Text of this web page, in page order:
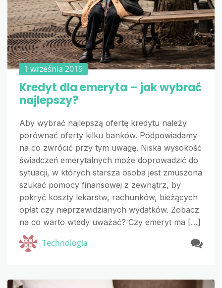
1 września 2019
Kredyt dla emeryta – jak wybrać
najlepszy?
Aby wybrać najlepszą ofertę kredytu należy
porównać oferty kilku banków. Podpowiadamy
na co zwrócić przy tym uwagę. Niska wysokość
świadczeń emerytalnych może doprowadzić do
sytuacji, w których starsza osoba jest zmuszona
szukać pomocy finansowej z zewnątrz, by
pokryć koszty lekarstw, rachunków, bieżących
opłat czy nieprzewidzianych wydatków. Zobacz
na co warto wtedy uważać? Czy emeryt ma […]
Technologia